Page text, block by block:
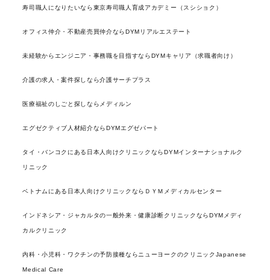
寿司職人になりたいなら東京寿司職人育成アカデミー（スシショク）
オフィス仲介・不動産売買仲介ならDYMリアルエステート
未経験からエンジニア・事務職を目指すならDYMキャリア（求職者向け）
介護の求人・案件探しなら介護サーチプラス
医療福祉のしごと探しならメディルン
エグゼクティブ人材紹介ならDYMエグゼパート
タイ・バンコクにある日本人向けクリニックならDYMインターナショナルク
リニック
ベトナムにある日本人向けクリニックならＤＹＭメディカルセンター
インドネシア・ジャカルタの一般外来・健康診断クリニックならDYMメディ
カルクリニック
内科・小児科・ワクチンの予防接種ならニューヨークのクリニックJapanese
Medical Care